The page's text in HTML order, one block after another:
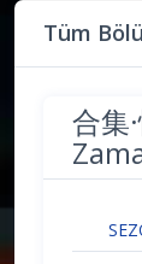
Tüm
合集